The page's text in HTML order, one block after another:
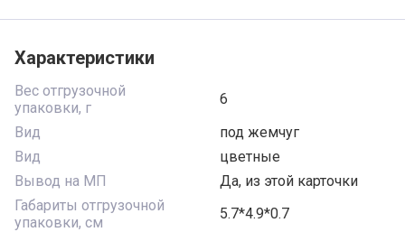
Характеристики
Вес отгрузочной
упаковки, г
6
Вид
под жемчуг
Вид
цветные
Вывод на МП
Да, из этой карточки
Габариты отгрузочной
упаковки, см
5.7*4.9*0.7